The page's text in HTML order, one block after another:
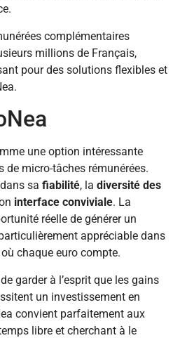
complémentaires
millions de Français,
pour des solutions flexibles et
une option intéressante
de micro-tâches rémunérées.
sa fiabilité, la diversité des
interface conviviale. La
réelle de générer un
appréciable dans
chaque euro compte.
garder à l’esprit que les gains
un investissement en
convient parfaitement aux
libre et cherchant à le